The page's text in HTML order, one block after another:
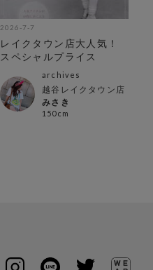
2026-7-7
レイクタウン店大人気！
スペシャルプライス
archives
越谷レイクタウン店
みさき
150cm